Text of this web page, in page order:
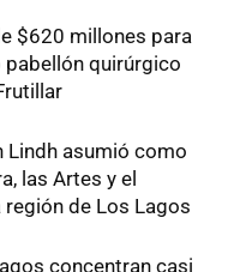
$620 millones para
quirúrgico
Lindh asumió como
las Artes y el
de Los Lagos
concentran casi